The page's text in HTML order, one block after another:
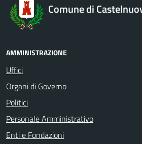
Comune di
AMMINISTRAZIONE
Uffici
Organi di Governo
Politici
Personale Amministrativo
Enti e Fondazioni